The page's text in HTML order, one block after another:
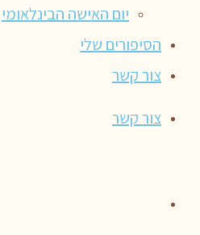
יום האישה הבינלאומי
הסיפורים שלי
צור קשר
צור קשר